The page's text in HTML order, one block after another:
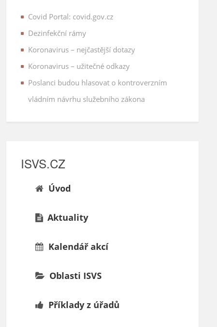
Covid Portal: covid.gov.cz
Dezinfekční rámy
Koronavirus – nejčastější dotazy
Koronavirus – užitečné odkazy
Poslanci budou hlasovat o kontroverzním
vládním návrhu služebního zákona
ISVS.CZ
Úvod
Aktuality
Kalendář akcí
Oblasti ISVS
Příklady z úřadů